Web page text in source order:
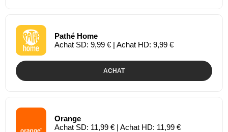
Pathé Home
Achat SD: 9,99 € | Achat HD: 9,99 €
ACHAT
Orange
Achat SD: 11,99 € | Achat HD: 11,99 €